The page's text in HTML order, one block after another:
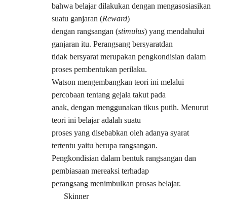
bahwa belajar dilakukan dengan mengasosiasikan
suatu ganjaran (Reward)
dengan rangsangan (stimulus) yang mendahului
ganjaran itu. Perangsang bersyaratdan
tidak bersyarat merupakan pengkondisian dalam
proses pembentukan perilaku.
Watson mengembangkan teori ini melalui
percobaan tentang gejala takut pada
anak, dengan menggunakan tikus putih. Menurut
teori ini belajar adalah suatu
proses yang disebabkan oleh adanya syarat
tertentu yaitu berupa rangsangan.
Pengkondisian dalam bentuk rangsangan dan
pembiasaan mereaksi terhadap
perangsang menimbulkan prosas belajar.
Skinner